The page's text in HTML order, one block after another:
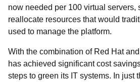
now needed per 100 virtual servers,
reallocate resources that would
used to manage the platform.
With the combination of Red Hat
has achieved significant cost
steps to green its IT systems. In just